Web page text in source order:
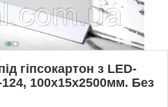
гіпсокартон з LED-
100х15х2500мм. Без